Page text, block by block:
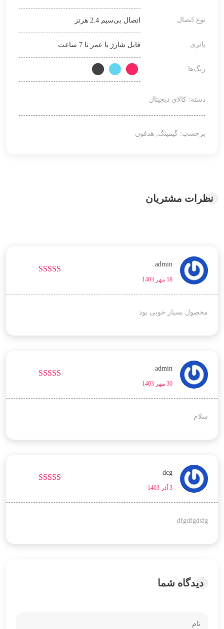
نوع اتصال اتصال بی‌سیم 2.4 هرتز
باتری قابل شارژ با عمر تا 7 ساعت
رنگ‌ها
دسته: کالای دیجیتال
برچسب: گیمینگ, هدفون
نظرات مشتریان
5
admin
18 مهر 1403
محصول بسیار خوبی بود
از 5
admin
30 مهر 1403
سلام
dcg
3 آذر 1403
dfgdfgdsfg
دیدگاه شما